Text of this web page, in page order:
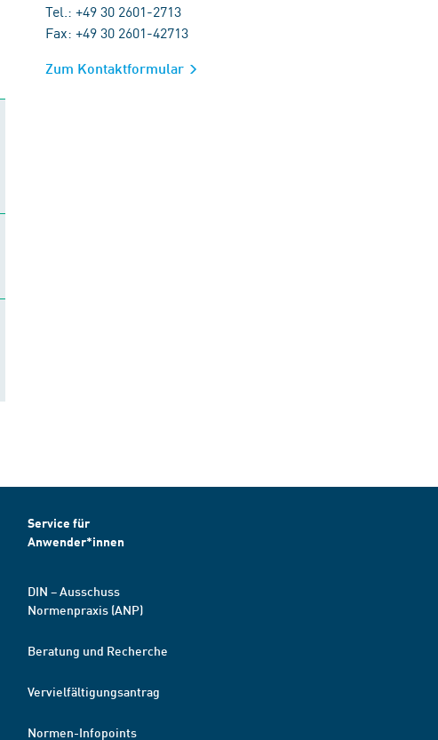
Tel.: +49 30 2601-2713
Fax: +49 30 2601-42713
Zum Kontaktformular
Service für
Anwender*innen
DIN – Ausschuss
Normenpraxis (ANP)
Beratung und Recherche
Vervielfältigungsantrag
Normen-Infopoints